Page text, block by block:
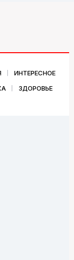
ИНТЕРЕСНОЕ
ЗДОРОВЬЕ